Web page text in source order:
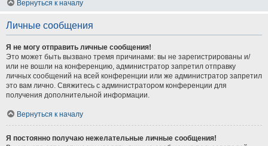
Вернуться к началу
Личные сообщения
Я не могу отправить личные сообщения!
Это может быть вызвано тремя причинами: вы не зарегистрированы и/
или не вошли на конференцию, администратор запретил отправку
личных сообщений на всей конференции или же администратор запретил
это вам лично. Свяжитесь с администратором конференции для
получения дополнительной информации.
Вернуться к началу
Я постоянно получаю нежелательные личные сообщения!